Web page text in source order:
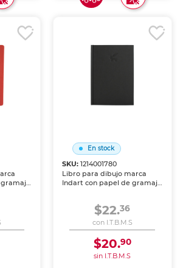
y
En stock
SKU: 1214001780
Libro para dibujo marca
Indart con papel de gramaje
profesional para artistas y
estudiantes.
$22.36
con I.T.B.M.S
$20.90
sin I.T.B.M.S